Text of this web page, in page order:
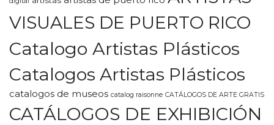
VISUALES DE PUERTO RICO
Catalogo Artistas Plásticos
Catalogos Artistas Plásticos
catalogos de museos catalog raisonne CATÁLOGOS DE ARTE GRATIS
CATÁLOGOS DE EXHIBICIÓN